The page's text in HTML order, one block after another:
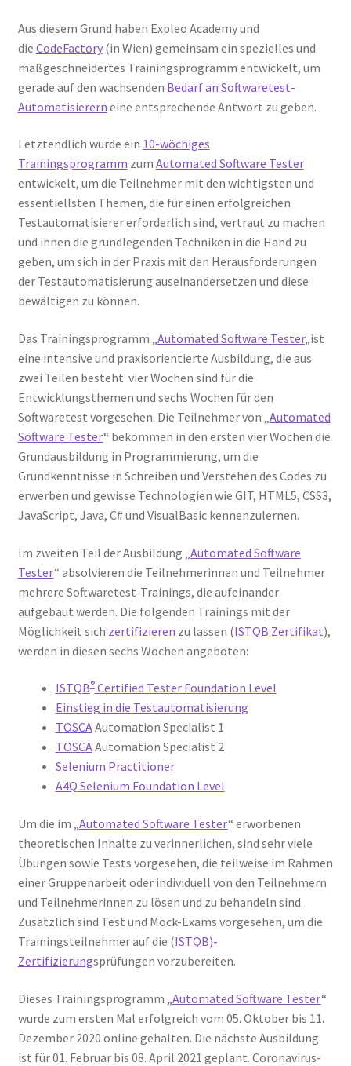
Aus diesem Grund haben Expleo Academy und
die CodeFactory(in Wien) gemeinsam ein spezielles und
maßgeschneidertes Trainingsprogramm entwickelt, um
gerade auf den wachsenden Bedarf an Softwaretest-
Automatisierern eine entsprechende Antwort zu geben.
Letztendlich wurde ein 10-wöchiges
Trainingsprogramm zum Automated Software Tester
entwickelt, um die Teilnehmer mit den wichtigsten und
essentiellsten Themen, die für einen erfolgreichen
Testautomatisierer erforderlich sind, vertraut zu machen
und ihnen die grundlegenden Techniken in die Hand zu
geben, um sich in der Praxis mit den Herausforderungen
der Testautomatisierung auseinandersetzen und diese
bewältigen zu können.
Das Trainingsprogramm „ Automated Software Tester„ist
eine intensive und praxisorientierte Ausbildung, die aus
zwei Teilen besteht: vier Wochen sind für die
Entwicklungsthemen und sechs Wochen für den
Softwaretest vorgesehen. Die Teilnehmer von „ Automated
Software Tester“ bekommen in den ersten vier Wochen die
Grundausbildung in Programmierung, um die
Grundkenntnisse in Schreiben und Verstehen des Codes zu
erwerben und gewisse Technologien wie GIT, HTML5, CSS3,
JavaScript, Java, C# und VisualBasic kennenzulernen.
Im zweiten Teil der Ausbildung „ Automated Software
Tester“ absolvieren die Teilnehmerinnen und Teilnehmer
mehrere Softwaretest-Trainings, die aufeinander
aufgebaut werden. Die folgenden Trainings mit der
Möglichkeit sich zertifizieren zu lassen (ISTQB Zertifikat),
werden in diesen sechs Wochen angeboten:
ISTQB®Certified Tester Foundation Level
Einstieg in die Testautomatisierung
TOSCAAutomation Specialist 1
TOSCAAutomation Specialist 2
Selenium Practitioner
A4Q Selenium Foundation Level
Um die im „ Automated Software Tester“ erworbenen
theoretischen Inhalte zu verinnerlichen, sind sehr viele
Übungen sowie Tests vorgesehen, die teilweise im Rahmen
einer Gruppenarbeit oder individuell von den Teilnehmern
und Teilnehmerinnen zu lösen und zu behandeln sind.
Zusätzlich sind Test und Mock-Exams vorgesehen, um die
Trainingsteilnehmer auf die (ISTQB)-
Zertifizierungsprüfungen vorzubereiten.
Dieses Trainingsprogramm „ Automated Software Tester“
wurde zum ersten Mal erfolgreich vom 05. Oktober bis 11.
Dezember 2020 online gehalten. Die nächste Ausbildung
ist für 01. Februar bis 08. April 2021 geplant. Coronavirus-